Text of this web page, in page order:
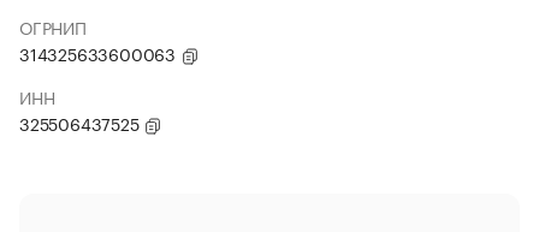
ОГРНИП
314325633600063
ИНН
325506437525